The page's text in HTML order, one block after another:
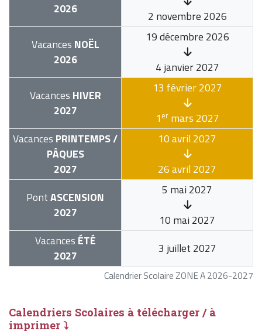
Calendrier Scolaire ZONE A 2026-2027
2026
2 novembre 2026
Vacances NOËL
2026
19 décembre 2026
4 janvier 2027
Vacances HIVER
2027
13 février 2027
1ermars 2027
Vacances PRINTEMPS /
PÂQUES
2027
10 avril 2027
26 avril 2027
PontASCENSION
2027
5 mai 2027
10 mai 2027
Vacances ÉTÉ
2027
3 juillet 2027
Calendriers Scolaires à télécharger / à
imprimer ⤵